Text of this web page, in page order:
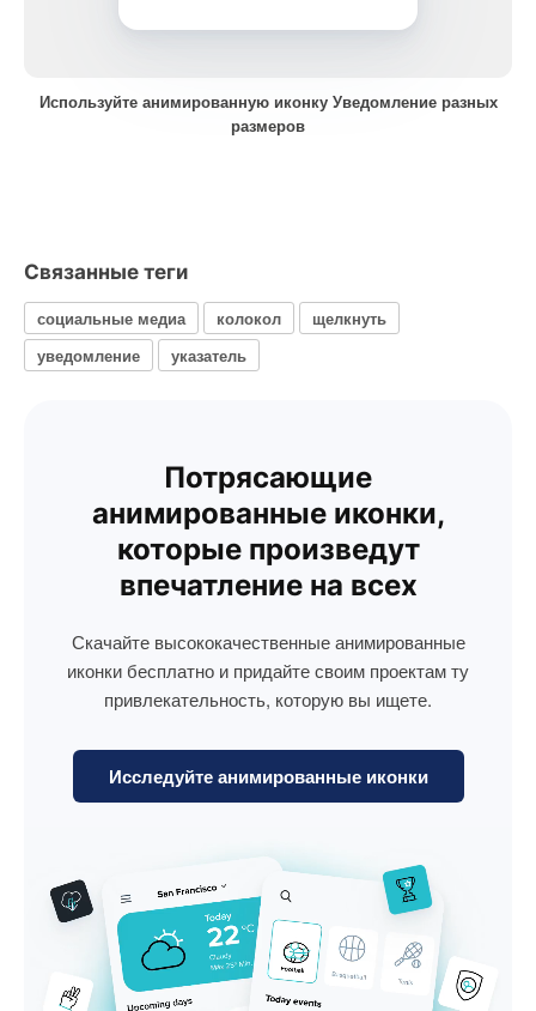
Используйте анимированную иконку Уведомление разных
размеров
Связанные теги
социальные медиа колокол
щелкнуть
уведомление
указатель
Потрясающие
анимированные иконки,
которые произведут
впечатление на всех
Скачайте высококачественные анимированные
иконки бесплатно и придайте своим проектам ту
привлекательность, которую вы ищете.
Исследуйте анимированные иконки